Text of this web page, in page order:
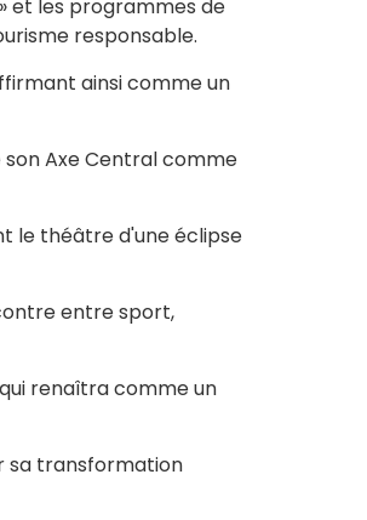
et les programmes de
responsable.
ainsi comme un
Axe Central comme
le théâtre d'une éclipse
entre sport,
renaîtra comme un
sa transformation